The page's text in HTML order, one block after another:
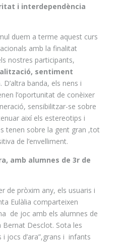
i interdependència
duem a terme aquest curs
amb la finalitat
nostres participants,
sentiment
. D’altra banda, els nens i
l’oportunitat de conèixer
sensibilitzar-se sobre
així els estereotips i
tenen sobre la gent gran ,tot
de l’envelliment.
amb alumnes de 3r de
de pròxim any, els usuaris i
Eulàlia comparteixen
de joc amb els alumnes de
Bernat Desclot. Sota les
i jocs d’ara”,grans i infants